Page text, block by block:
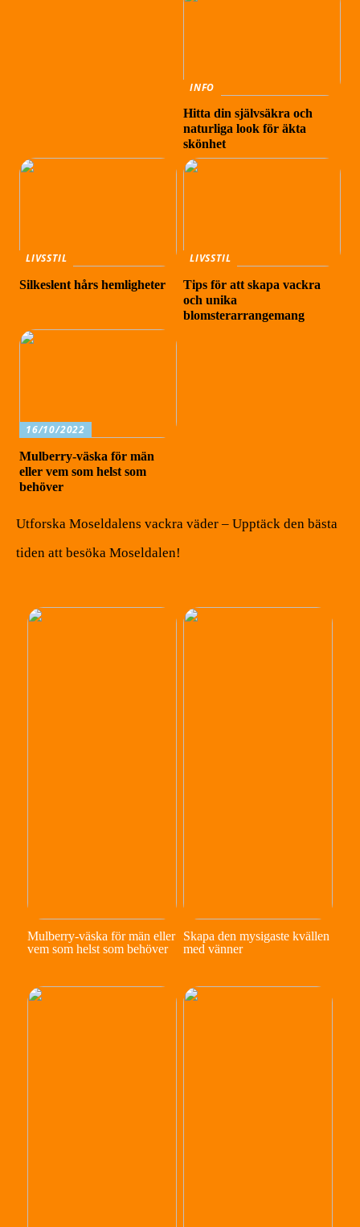
INFO
Hitta din självsäkra och
naturliga look för äkta
skönhet
LIVSSTIL
Silkeslent hårs hemligheter
LIVSSTIL
Tips för att skapa vackra
och unika
blomsterarrangemang
16/10/2022
Mulberry-väska för män
eller vem som helst som
behöver
Utforska Moseldalens vackra väder – Upptäck den bästa
tiden att besöka Moseldalen!
Mulberry-väska för män eller
vem som helst som behöver
Skapa den mysigaste kvällen
med vänner